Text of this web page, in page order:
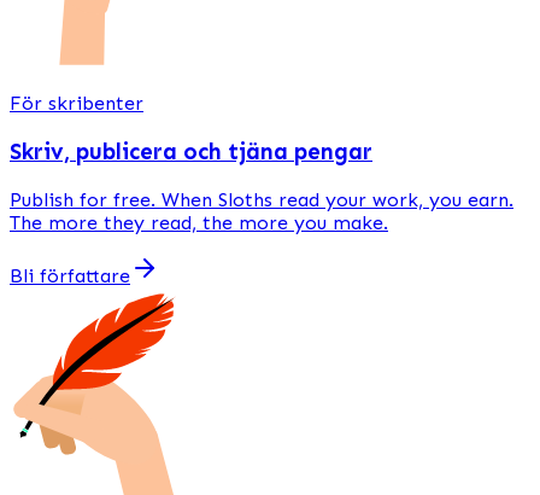
För skribenter
Skriv, publicera och tjäna pengar
Publish for free. When Sloths read your work, you earn.
The more they read, the more you make.
Bli författare